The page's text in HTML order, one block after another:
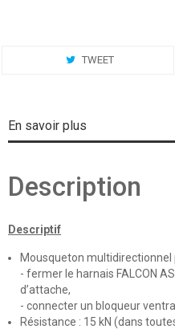
TWEET
En savoir plus
Description
Descriptif
Mousqueton multidirectionnel
- fermer le harnais FALCON
d’attache,
- connecter un bloqueur ventral
Résistance : 15 kN (dans